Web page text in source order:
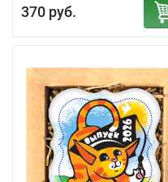
370 руб.